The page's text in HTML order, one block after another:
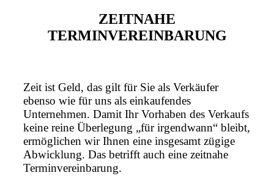
ZEITNAHE
TERMINVEREINBARUNG
Zeit ist Geld, das gilt für Sie als Verkäufer
ebenso wie für uns als einkaufendes
Unternehmen. Damit Ihr Vorhaben des Verkaufs
keine reine Überlegung „für irgendwann“ bleibt,
ermöglichen wir Ihnen eine insgesamt zügige
Abwicklung. Das betrifft auch eine zeitnahe
Terminvereinbarung.